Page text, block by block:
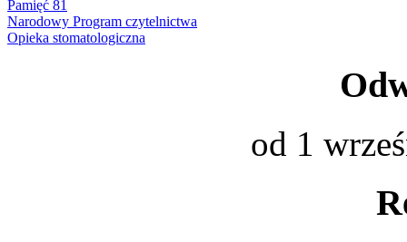
Pamięć 81
Narodowy Program czytelnictwa
Opieka stomatologiczna
od 1